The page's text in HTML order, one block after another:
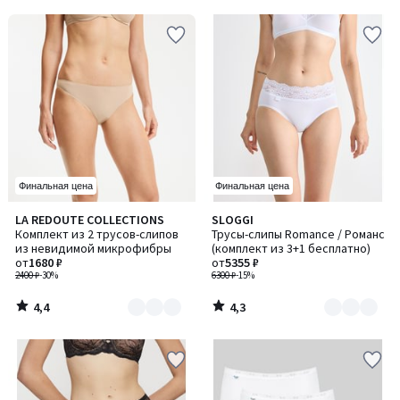
Финальная цена
LA REDOUTE COLLECTIONS
Комплект из 2 трусов-слипов
из невидимой микрофибры
2400 ₽-30%
от1680 ₽
4,4
/ 5
Количество
цветов:
2
4,4
/
Финальная цена
SLOGGI
Трусы-слипы Romance / Романс
(комплект из 3+1 бесплатно)
6300 ₽-15%
от5355 ₽
4,3
/ 5
Количество
цветов:
2
4,3
/